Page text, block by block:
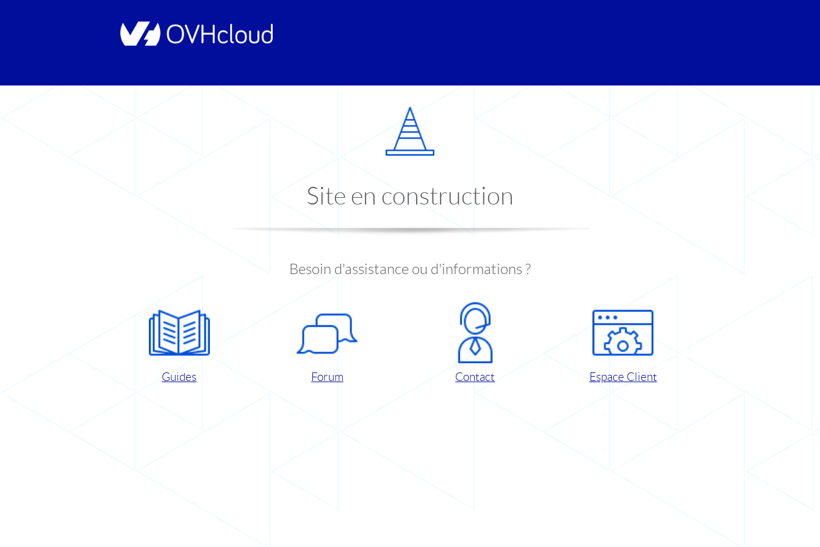
Site en construction
Besoin d'assistance ou d'informations ?
Guides Forum Contact Espace Client